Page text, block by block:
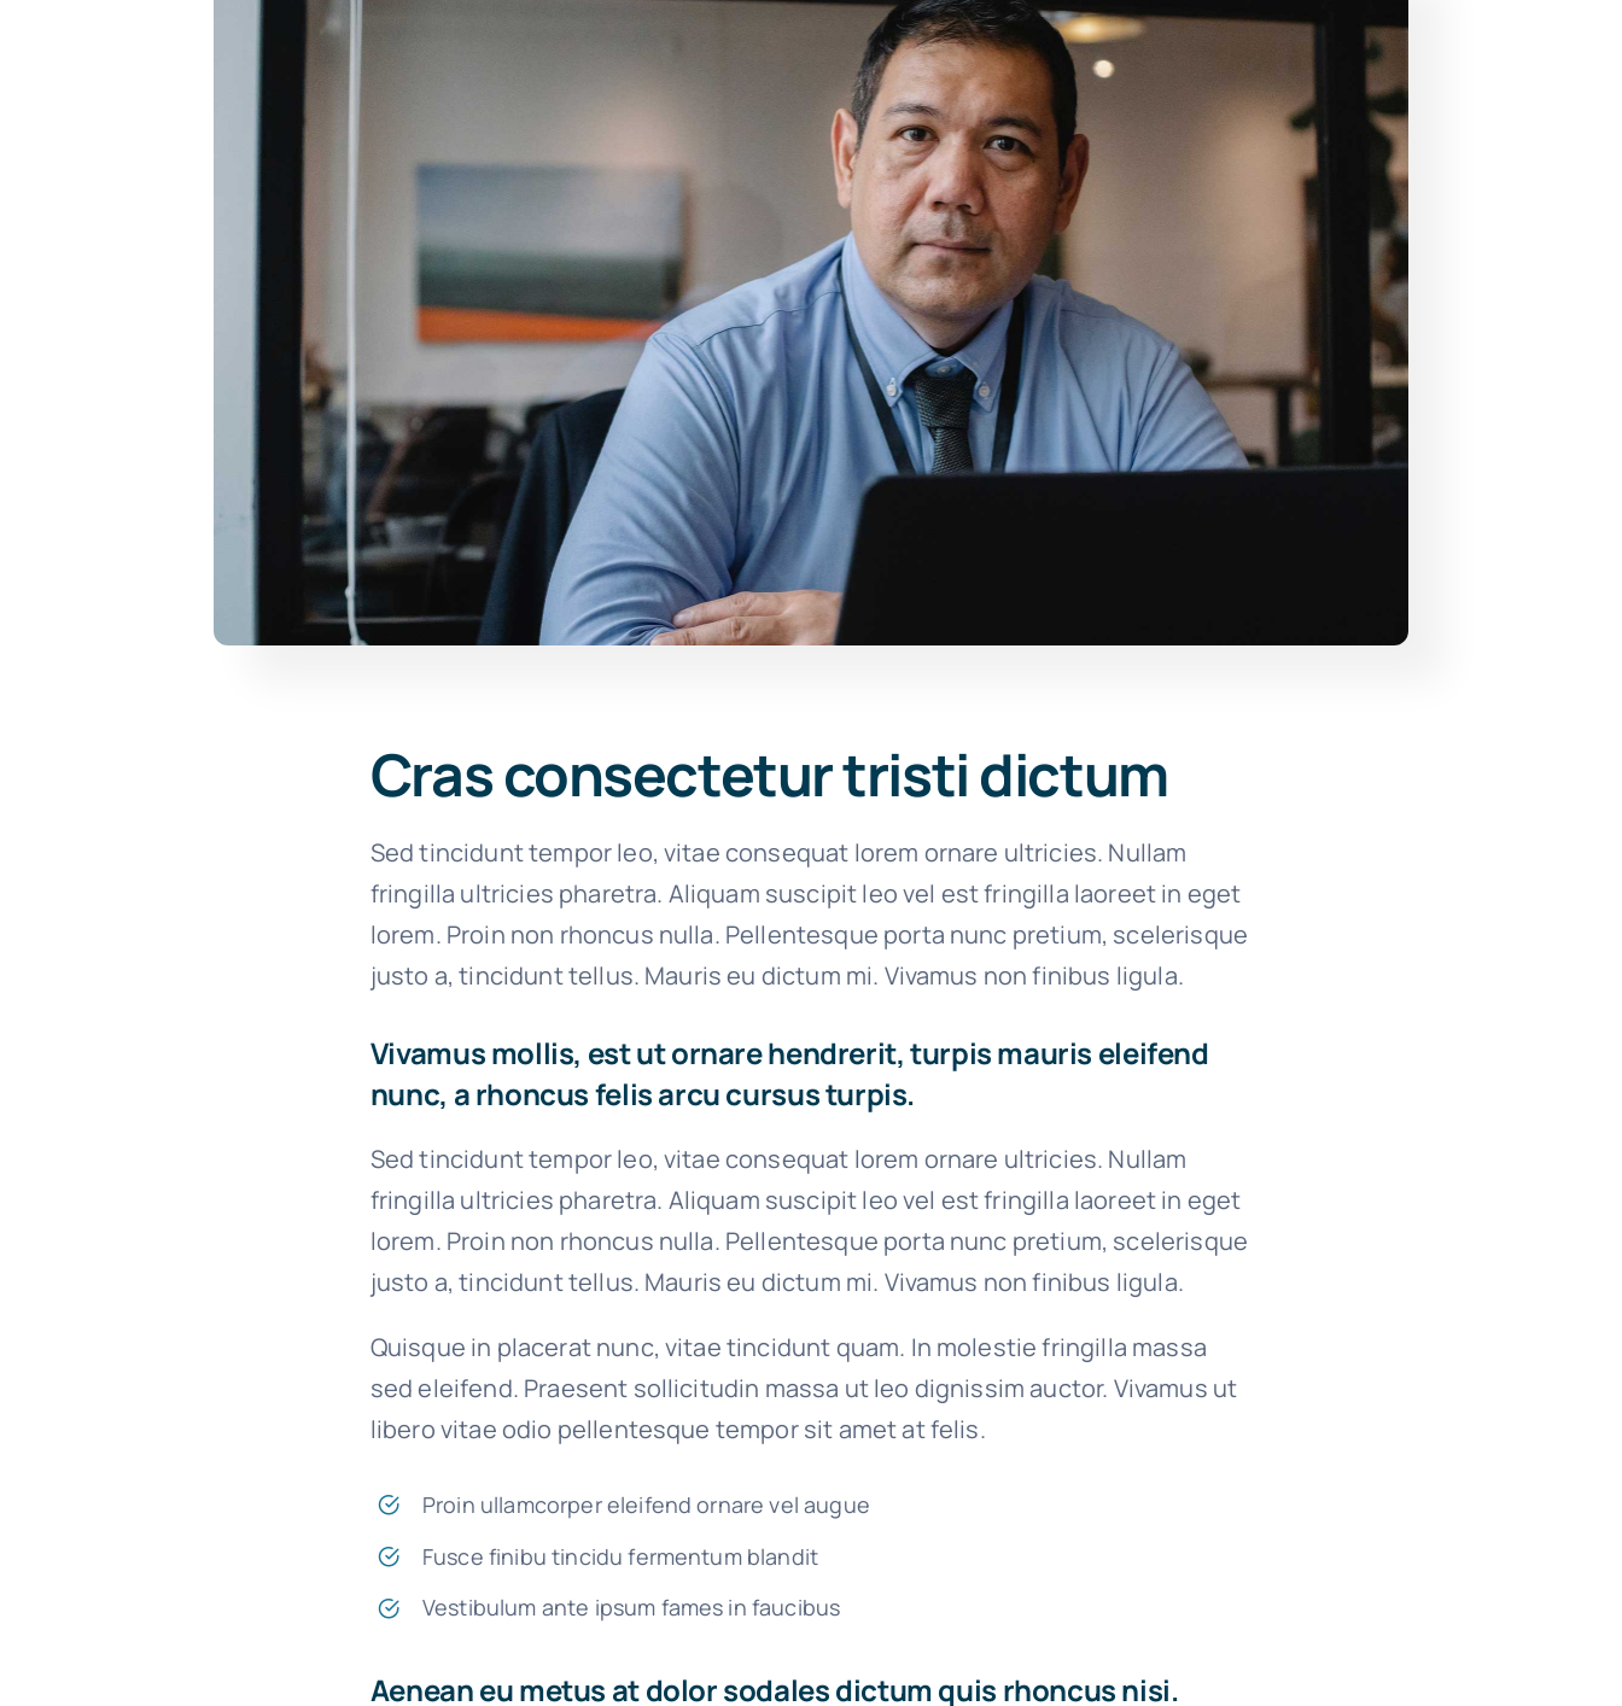
Cras consectetur tristi dictum
Sed tincidunt tempor leo, vitae consequat lorem ornare ultricies. Nullam
fringilla ultricies pharetra. Aliquam suscipit leo vel est fringilla laoreet in eget
lorem. Proin non rhoncus nulla. Pellentesque porta nunc pretium, scelerisque
justo a, tincidunt tellus. Mauris eu dictum mi. Vivamus non finibus ligula.
Vivamus mollis, est ut ornare hendrerit, turpis mauris eleifend
nunc, a rhoncus felis arcu cursus turpis.
Sed tincidunt tempor leo, vitae consequat lorem ornare ultricies. Nullam
fringilla ultricies pharetra. Aliquam suscipit leo vel est fringilla laoreet in eget
lorem. Proin non rhoncus nulla. Pellentesque porta nunc pretium, scelerisque
justo a, tincidunt tellus. Mauris eu dictum mi. Vivamus non finibus ligula.
Quisque in placerat nunc, vitae tincidunt quam. In molestie fringilla massa
sed eleifend. Praesent sollicitudin massa ut leo dignissim auctor. Vivamus ut
libero vitae odio pellentesque tempor sit amet at felis.
Proin ullamcorper eleifend ornare vel augue
Fusce finibu tincidu fermentum blandit
Vestibulum ante ipsum fames in faucibus
Aenean eu metus at dolor sodales dictum quis rhoncus nisi.